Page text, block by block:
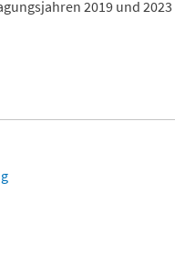
2019 und 2023